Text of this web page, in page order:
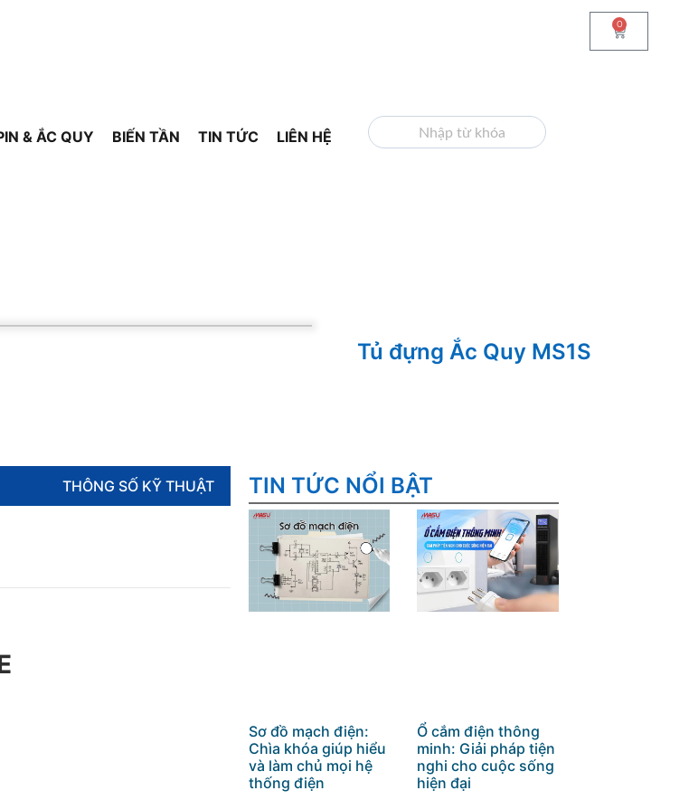
& ẮC QUY BIẾN TẦN TIN TỨC LIÊN HỆ TÌM KIẾM
0
Tủ đựng Ắc Quy MS1S
THÔNG SỐ KỸ THUẬT TIN TỨC NỔI BẬT
Sơ đồ mạch điện:
Chìa khóa giúp hiểu
và làm chủ mọi hệ
thống điện
Ổ cắm điện thông
minh: Giải pháp tiện
nghi cho cuộc sống
hiện đại